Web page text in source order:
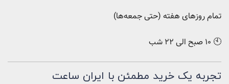
تمام روزهای هفته (حتی جمعه‌ها)
🕙 ۱۰ صبح الی ۲۲ شب
تجربه یک خرید مطمئن با ایران ساعت